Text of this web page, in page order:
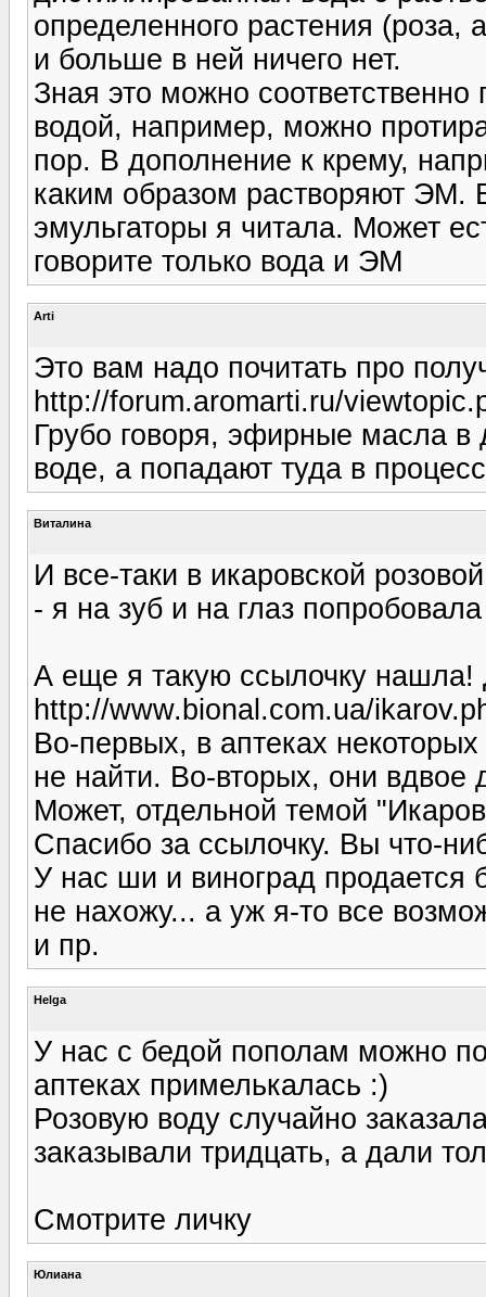
определенного растения
и больше в ней ничего нет.
Зная это можно
водой, например, можно
пор. В дополнение к крему,
каким образом растворяют
эмульгаторы я читала. Может
говорите только вода и ЭМ
Arti
Это вам надо почитать про
http://forum.aromarti.ru/
Грубо говоря, эфирные масла
воде, а попадают туда в
Виталина
И все-таки в икаровской
- я на зуб и на глаз
А еще я такую ссылочку нашла!
http://www.bional.com.ua/
Во-первых, в аптеках
не найти. Во-вторых, они вдвое
Может, отдельной темой
Спасибо за ссылочку. Вы что-
У нас ши и виноград продается
не нахожу... а уж я-то все
и пр.
Helga
У нас с бедой пополам можно
аптеках примелькалась :)
Розовую воду случайно
заказывали тридцать, а дали
Смотрите личку
Юлиана